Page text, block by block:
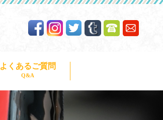
よくあるご質問
Q&A